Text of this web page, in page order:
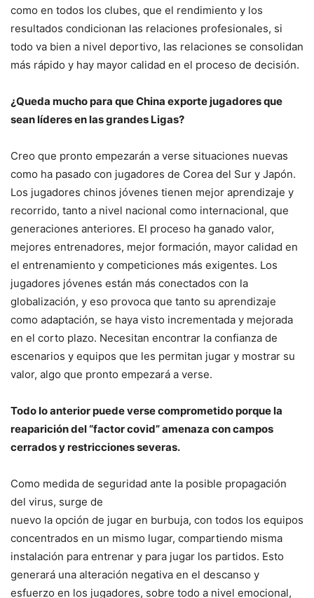
como en todos los clubes, que el rendimiento y los
resultados condicionan las relaciones profesionales, si
todo va bien a nivel deportivo, las relaciones se consolidan
más rápido y hay mayor calidad en el proceso de decisión.
¿Queda mucho para que China exporte jugadores que
sean líderes en las grandes Ligas?
Creo que pronto empezarán a verse situaciones nuevas
como ha pasado con jugadores de Corea del Sur y Japón.
Los jugadores chinos jóvenes tienen mejor aprendizaje y
recorrido, tanto a nivel nacional como internacional, que
generaciones anteriores. El proceso ha ganado valor,
mejores entrenadores, mejor formación, mayor calidad en
el entrenamiento y competiciones más exigentes. Los
jugadores jóvenes están más conectados con la
globalización, y eso provoca que tanto su aprendizaje
como adaptación, se haya visto incrementada y mejorada
en el corto plazo. Necesitan encontrar la confianza de
escenarios y equipos que les permitan jugar y mostrar su
valor, algo que pronto empezará a verse.
Todo lo anterior puede verse comprometido porque la
reaparición del “factor covid” amenaza con campos
cerrados y restricciones severas.
Como medida de seguridad ante la posible propagación
del virus, surge de
nuevo la opción de jugar en burbuja, con todos los equipos
concentrados en un mismo lugar, compartiendo misma
instalación para entrenar y para jugar los partidos. Esto
generará una alteración negativa en el descanso y
esfuerzo en los jugadores, sobre todo a nivel emocional,